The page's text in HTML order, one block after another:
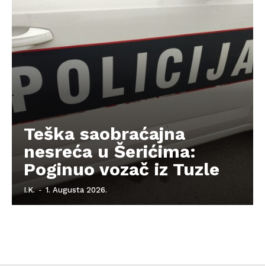
Teška saobraćajna
nesreća u Šerićima:
Poginuo vozač iz Tuzle
I.K. - 1. Augusta 2026.